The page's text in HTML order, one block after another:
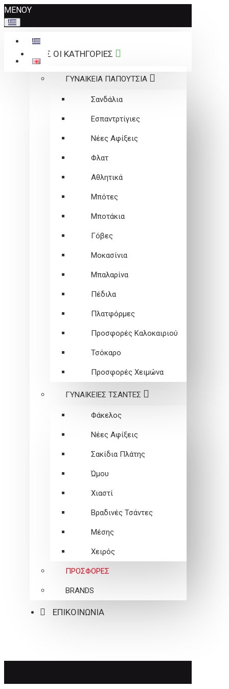
Σημείωση:
Αυτός
ο
ιστότοπος
περιλαμβάνει
ΜΕΝΟΥ
ΟΛΕΣ ΟΙ ΚΑΤΗΓΟΡΙΕΣ
ΓΥΝΑΙΚΕΙΑ ΠΑΠΟΥΤΣΙΑ
Σανδάλια
Εσπαντρτίγιες
Νέες Αφίξεις
Φλατ
Αθλητικά
Μπότες
Μποτάκια
Γόβες
Μοκασίνια
Μπαλαρίνα
Πέδιλα
Πλατφόρμες
Προσφορές Καλοκαιριού
Τσόκαρο
Προσφορές Χειμώνα
ΓΥΝΑΙΚΕΙEΣ ΤΣΑΝΤΕΣ
Φάκελος
Νέες Αφίξεις
Σακίδια Πλάτης
Ώμου
Χιαστί
Βραδινές Τσάντες
Μέσης
Χειρός
ΠΡΟΣΦΟΡΕΣ
BRANDS
ΕΠΙΚΟΙΝΩΝΙΑ